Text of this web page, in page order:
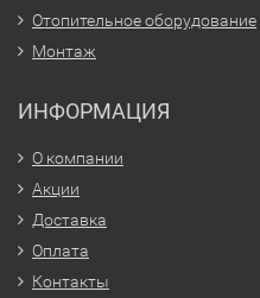
Отопительное оборудование
Монтаж
ИНФОРМАЦИЯ
О компании
Акции
Доставка
Оплата
Контакты